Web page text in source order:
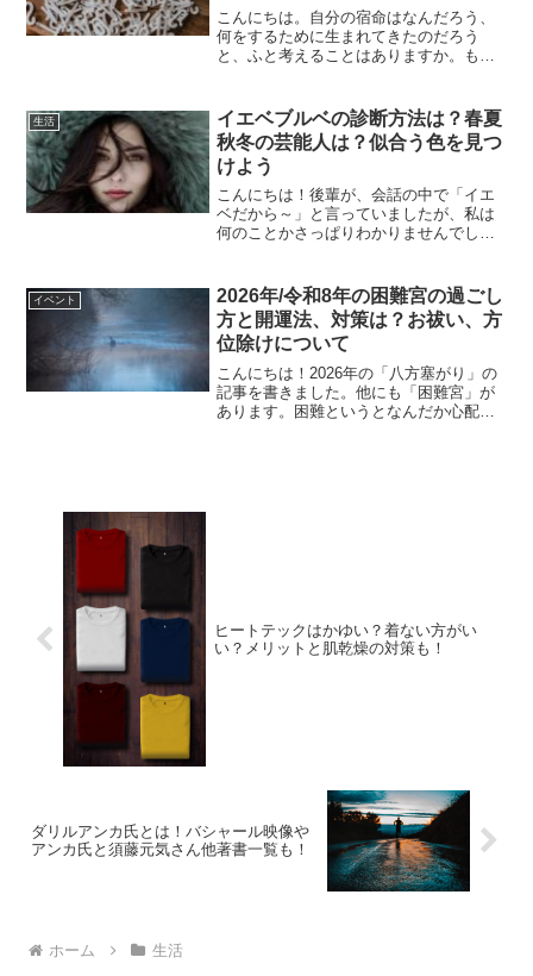
こんにちは。自分の宿命はなんだろう、
何をするために生まれてきたのだろう
と、ふと考えることはありますか。もし
回は「アナグラム」について書いていき
たいと思います。自分の名前の...
生活
イエベブルベの診断方法は？春夏
秋冬の芸能人は？似合う色を見つ
けよう
こんにちは！後輩が、会話の中で「イエ
ベだから～」と言っていましたが、私は
何のことかさっぱりわかりませんでし
かと思います。今回は、イエベやブルベ
について調べてみました！イ...
イベント
2026年/令和8年の困難宮の過ごし
方と開運法、対策は？お祓い、方
位除けについて
こんにちは！2026年の「八方塞がり」の
記事を書きました。他にも「困難宮」が
あります。困難というとなんだか心配で
ヒートテックはかゆい？着ない方がい
い？メリットと肌乾燥の対策も！
ダリルアンカ氏とは！バシャール映像や
アンカ氏と須藤元気さん他著書一覧も！
ホーム 生活